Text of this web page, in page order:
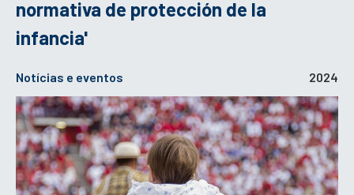
normativa de protección de la
infancia'
Notícias e eventos 2024